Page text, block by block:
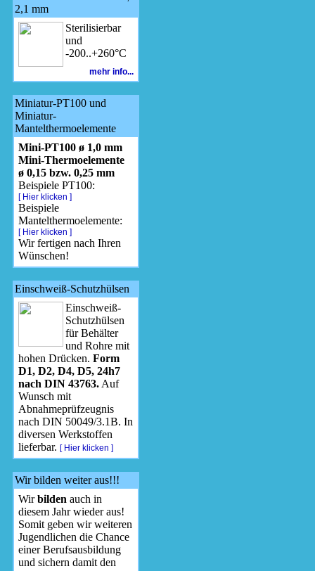
2,1 mm
Sterilisierbar
und
-200..+260°C
mehr info...
Miniatur-PT100 und
Miniatur-
Mantelthermoelemente
Mini-PT100 ø 1,0 mm
Mini-Thermoelemente
ø 0,15 bzw. 0,25 mm
Beispiele PT100:
[ Hier klicken ]
Beispiele
Mantelthermoelemente:
[ Hier klicken ]
Wir fertigen nach Ihren
Wünschen!
Einschweiß-Schutzhülsen
Einschweiß-
Schutzhülsen
für Behälter
und Rohre mit
hohen Drücken. Form
D1, D2, D4, D5, 24h7
nach DIN 43763. Auf
Wunsch mit
Abnahmeprüfzeugnis
nach DIN 50049/3.1B. In
diversen Werkstoffen
lieferbar. [ Hier klicken ]
Wir bilden weiter aus!!!
Wirbilden auch in
diesem Jahr wieder aus!
Somit geben wir weiteren
Jugendlichen die Chance
einer Berufsausbildung
und sichern damit den